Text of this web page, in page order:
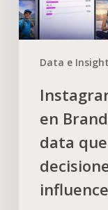
Data e
en
data